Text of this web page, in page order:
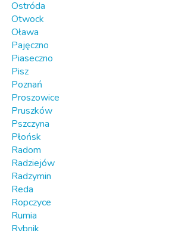
Ostróda
Otwock
Oława
Pajęczno
Piaseczno
Pisz
Poznań
Proszowice
Pruszków
Pszczyna
Płońsk
Radom
Radziejów
Radzymin
Reda
Ropczyce
Rumia